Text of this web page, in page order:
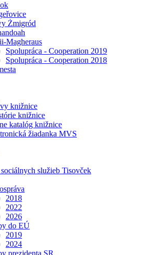
Żmigród
Magheraus
Spolupráca - Cooperation 2019
Spolupráca - Cooperation 2018
knižnice
knižnice
katalóg knižnice
žiadanka MVS
služieb Tisovček
2018
2022
2026
do EÚ
2019
2024
prezidenta SR